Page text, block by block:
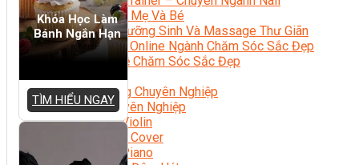
Chăm Sóc Mẹ Và Bé
Gội Đầu Dưỡng Sinh Và Massage Thư Giãn
Marketing Online Ngành Chăm Sóc Sắc Đẹp
Chuyên Đề Chăm Sóc Sắc Đẹp
Âm Nhạc
Nhạc Công Chuyên Nghiệp
Ca Sĩ Chuyên Nghiệp
Học Đàn Violin
Học Violin Cover
Học Đàn Piano
Khóa Học Làm
Bánh Ngắn Hạn
TÌM HIỂU NGAY